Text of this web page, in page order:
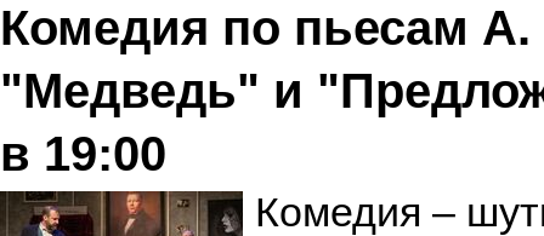
Комедия по пьесам А.
"Медведь" и
в 19:00
Комедия –